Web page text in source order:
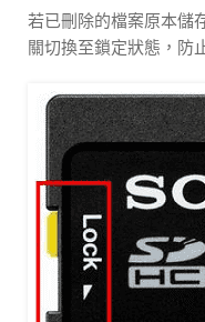
若已刪除的檔案原本儲
關切換至鎖定狀態，防